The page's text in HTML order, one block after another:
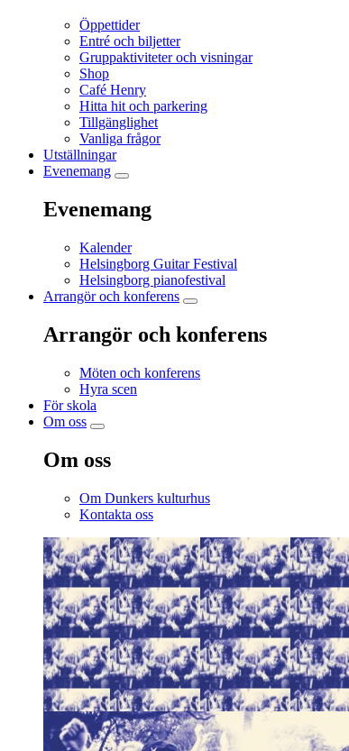
Öppettider
Entré och biljetter
Gruppaktiviteter och visningar
Shop
Café Henry
Hitta hit och parkering
Tillgänglighet
Vanliga frågor
Utställningar
Evenemang
Evenemang
Kalender
Helsingborg Guitar Festival
Helsingborg pianofestival
Arrangör och konferens
Arrangör och konferens
Möten och konferens
Hyra scen
För skola
Om oss
Om oss
Om Dunkers kulturhus
Kontakta oss